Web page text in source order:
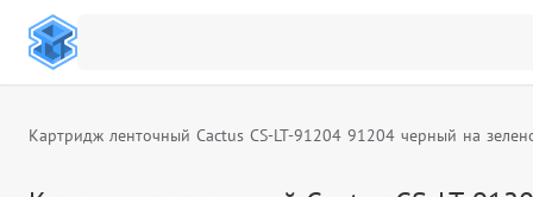
Картридж ленточный Cactus CS-LT-91204 91204 черный на